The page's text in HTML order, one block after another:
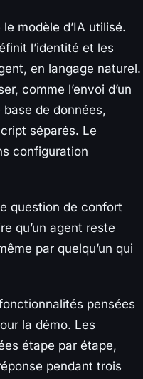
modèle d’IA utilisé.
l’identité et les
en langage naturel.
comme l’envoi d’un
base de données,
séparés. Le
configuration
question de confort
qu’un agent reste
par quelqu’un qui
pensées
la démo. Les
étape par étape,
pendant trois